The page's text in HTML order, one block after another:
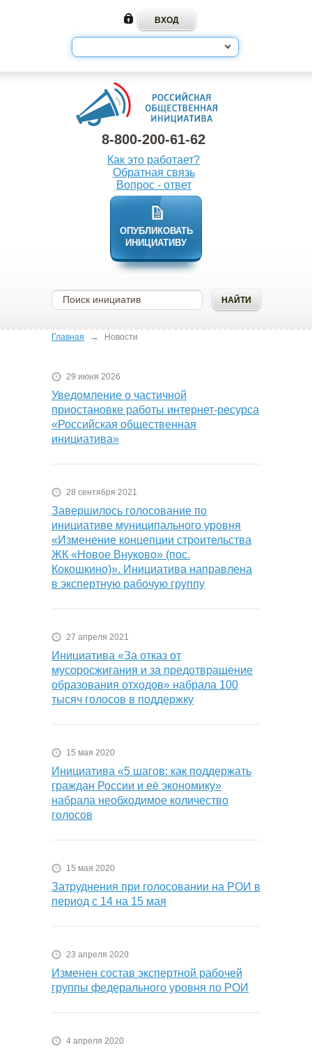
8-800-200-61-62
Как это работает?
Обратная связь
Вопрос - ответ
ОПУБЛИКОВАТЬ
ИНИЦИАТИВУ
Главная → Новости
29 июня 2026
Уведомление о частичной
приостановке работы интернет-ресурса
«Российская общественная
инициатива»
28 сентября 2021
Завершилось голосование по
инициативе муниципального уровня
«Изменение концепции строительства
ЖК «Новое Внуково» (пос.
Кокошкино)». Инициатива направлена
в экспертную рабочую группу
27 апреля 2021
Инициатива «За отказ от
мусоросжигания и за предотвращение
образования отходов» набрала 100
тысяч голосов в поддержку
15 мая 2020
Инициатива «5 шагов: как поддержать
граждан России и её экономику»
набрала необходимое количество
голосов
15 мая 2020
Затруднения при голосовании на РОИ в
период с 14 на 15 мая
23 апреля 2020
Изменен состав экспертной рабочей
группы федерального уровня по РОИ
4 апреля 2020